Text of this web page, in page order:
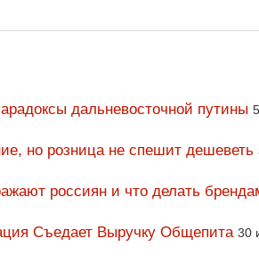
дальневосточной путины
но розница не спешит дешеветь
россиян и что делать
Съедает Выручку Общепита 30